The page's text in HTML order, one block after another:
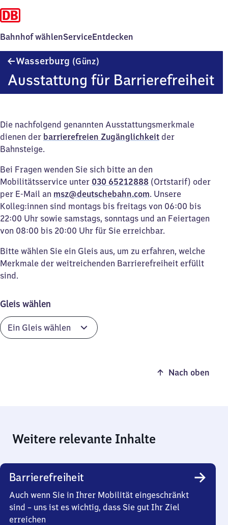
Bahnhof wählenServiceEntdecken
Wasserburg (Günz)
Ausstattung für Barrierefreiheit
Die nachfolgend genannten Ausstattungsmerkmale
dienen der barrierefreien Zugänglichkeit der
Bahnsteige.
Bei Fragen wenden Sie sich bitte an den
Mobilitätsservice unter 030 65212888 (Ortstarif) oder
per E-Mail an msz@deutschebahn.com. Unsere
Kolleg:innen sind montags bis freitags von 06:00 bis
22:00 Uhr sowie samstags, sonntags und an Feiertagen
von 08:00 bis 20:00 Uhr für Sie erreichbar.
Bitte wählen Sie ein Gleis aus, um zu erfahren, welche
Merkmale der weitreichenden Barrierefreiheit erfüllt
sind.
Gleis wählen
Nach oben
Weitere relevante Inhalte
Barrierefreiheit
Auch wenn Sie in Ihrer Mobilität eingeschränkt
sind – uns ist es wichtig, dass Sie gut Ihr Ziel
erreichen